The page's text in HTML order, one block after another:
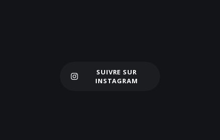
Charger plus
SUIVRE SUR
INSTAGRAM